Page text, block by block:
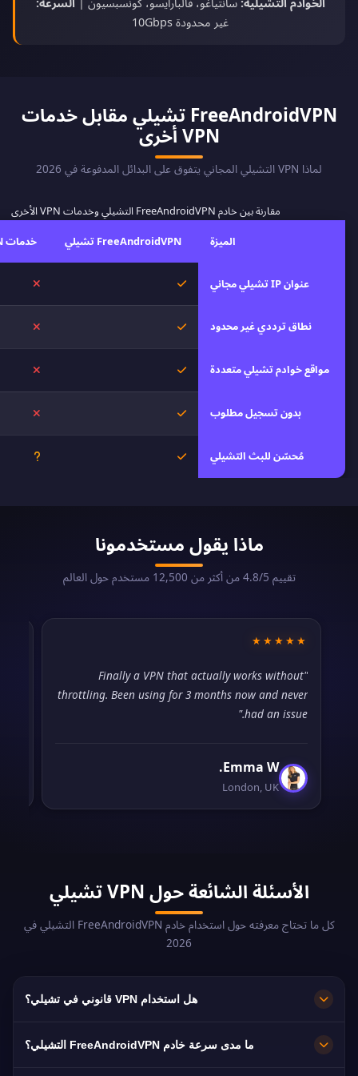
الخوادم التشيلية: سانتياغو، فالبارايسو، كونسبسيون |السرعة:
غير محدودة 10Gbps
FreeAndroidVPN تشيلي مقابل خدمات
VPN أخرى
لماذا VPN التشيلي المجاني يتفوق على البدائل المدفوعة في 2026
مقارنة بين خادم FreeAndroidVPN التشيلي وخدمات VPN الأخرى
الميزة FreeAndroidVPN تشيلي خدمات VPN أخرى
عنوان IP تشيلي مجاني نعم
نطاق ترددي غير محدود نعم
مواقع خوادم تشيلي متعددة نعم
بدون تسجيل مطلوب نعم
مُحسّن للبث التشيلي نعم
ماذا يقول مستخدمونا
تقييم 4.8/5 من أكثر من 12,500 مستخدم حول العالم
★★★★★
"Finally a VPN that actually works without
throttling. Been using for 3 months now and never
had an issue."
Emma W.
London, UK
الأسئلة الشائعة حول VPN تشيلي
كل ما تحتاج معرفته حول استخدام خادم FreeAndroidVPN التشيلي في
2026
هل استخدام VPN قانوني في تشيلي؟
بحرية إنترنت جيدة وكانت من أوائل الدول التي شرّعت
ما مدى سرعة خادم FreeAndroidVPN التشيلي؟